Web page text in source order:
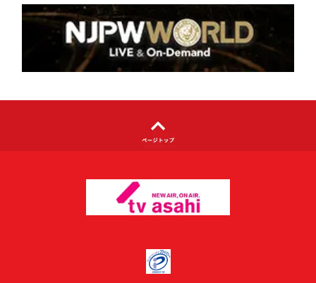
著作権について
利用者情報の外部送信について